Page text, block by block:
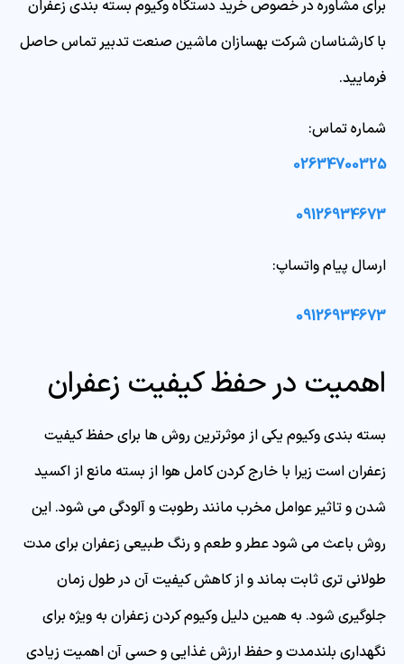
برای مشاوره در خصوص خرید دستگاه وکیوم بسته بندی زعفران
با کارشناسان شرکت بهسازان ماشین صنعت تدبیر تماس حاصل
فرمایید.
شماره تماس:
02634700325
09126934673
ارسال پیام واتساپ:
09126934673
اهمیت در حفظ کیفیت زعفران
بسته بندی وکیوم یکی از موثرترین روش ها برای حفظ کیفیت
زعفران است زیرا با خارج کردن کامل هوا از بسته مانع از اکسید
شدن و تاثیر عوامل مخرب مانند رطوبت و آلودگی می شود. این
روش باعث می شود عطر و طعم و رنگ طبیعی زعفران برای مدت
طولانی تری ثابت بماند و از کاهش کیفیت آن در طول زمان
جلوگیری شود. به همین دلیل وکیوم کردن زعفران به ویژه برای
نگهداری بلندمدت و حفظ ارزش غذایی و حسی آن اهمیت زیادی